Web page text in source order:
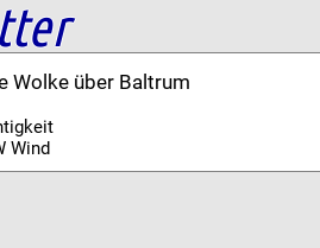
Wolke über Baltrum
Wind